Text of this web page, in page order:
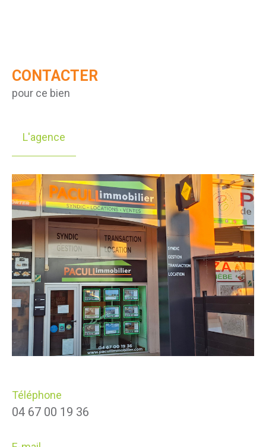
CONTACTER
pour ce bien
L'agence
Téléphone
04 67 00 19 36